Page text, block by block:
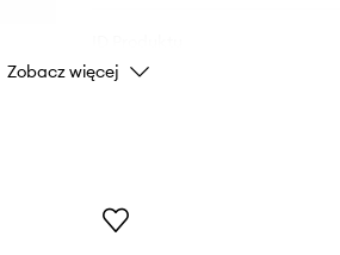
Zobacz więcej